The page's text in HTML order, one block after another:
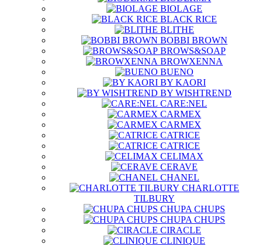
BIOLAGE
BLACK RICE
BLITHE
BOBBI BROWN
BROWS&SOAP
BROWXENNA
BUENO
BY KAORI
BY WISHTREND
CARE:NEL
CARMEX
CARMEX
CATRICE
CATRICE
CELIMAX
CERAVE
CHANEL
CHARLOTTE
TILBURY
CHUPA CHUPS
CHUPA CHUPS
CIRACLE
CLINIQUE